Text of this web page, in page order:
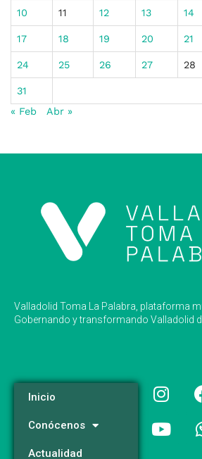
10 11 12 13 14
17 18 19 20 21
24 25 26 27 28
31
« Feb
Abr »
Valladolid Toma La Palabra, plataforma
Gobernando y transformando Valladolid
Inicio
Conócenos
Actualidad